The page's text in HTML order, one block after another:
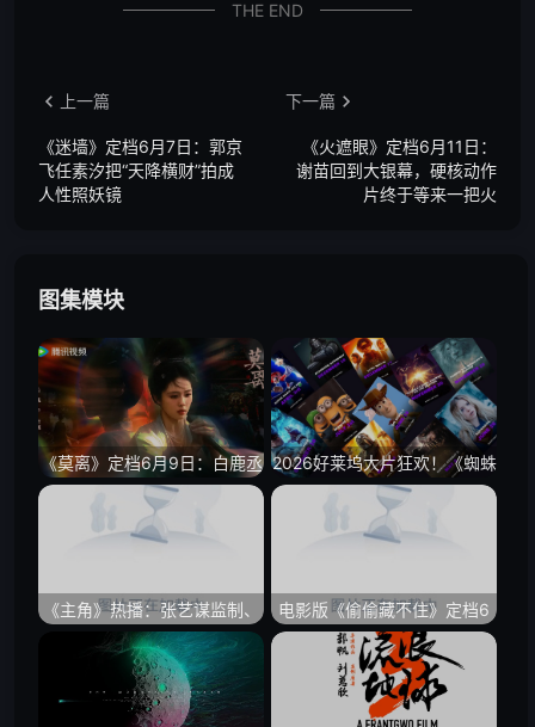
THE END
上一篇
《迷墙》定档6月7日：郭京
飞任素汐把“天降横财”拍成
人性照妖镜
下一篇
《火遮眼》定档6月11日：
谢苗回到大银幕，硬核动作
片终于等来一把火
图集模块
《莫离》定档6月9日：白鹿丞
磊携手，把古装权谋拍出宿命
感
2026好莱坞大片狂欢！《蜘蛛
侠：崭新之日》重磅官宣，
《复联5》《沙丘3》开启科幻
《主角》热播：张艺谋监制、
王菲献唱，把秦腔故事唱进观
众心里
电影版《偷偷藏不住》定档6
月12日：毕业季的暗恋故事，
又要回到大银幕